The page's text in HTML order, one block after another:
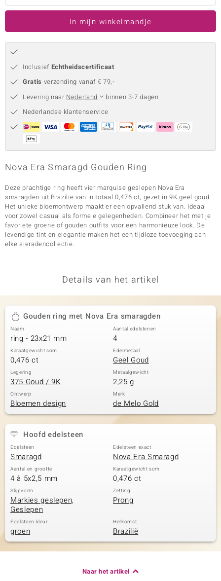
Collection
In mijn winkelmandje
Inclusief Echtheidscertificaat
Gratis verzending vanaf € 79,-
Levering naar Nederland
binnen 3-7 dagen
Nederlandse klantenservice
Nova Era Smaragd Gouden Ring
Deze prachtige ring heeft vier marquise geslepen Nova Era
smaragden uit Brazilië van in totaal 0,476 ct, gezet in 9K geel goud.
Het unieke bloemontwerp maakt er een opvallend stuk van. Ideaal
voor zowel casual als formele gelegenheden. Combineer het met je
favoriete groene of gouden outfits voor een harmonieuze look. De
levendige tint en elegantie maken het een tijdloze toevoeging aan
elke sieradencollectie.
Details van het artikel
Gouden ring met Nova Era smaragden
Naam
ring - 23x21 mm
Aantal edelstenen
4
Karaatgewicht som
0,476 ct
Edelmetaal
Geel Goud
Legering
375 Goud / 9K
Metaalgewicht
2,25 g
Ontwerp
Bloemen design
Merk
de Melo Gold
Hoofd edelsteen
Edelsteen
Smaragd
Edelsteen exact
Nova Era Smaragd
Aantal en grootte
4 à 5x2,5 mm
Karaatgewicht som
0,476 ct
Slijpvorm
Markies geslepen,
Geslepen
Zetting
Prong
Edelsteen kleur
groen
Herkomst
Brazilië
Naar het artikel